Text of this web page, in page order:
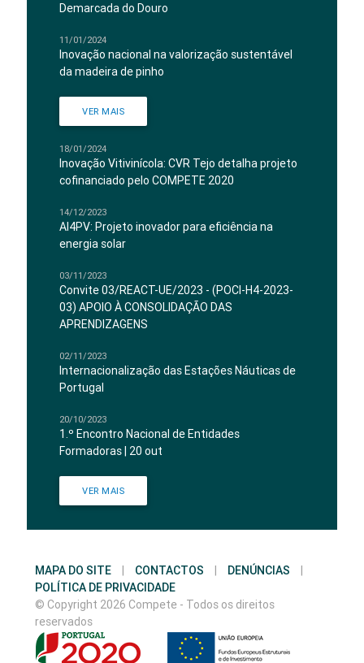
Demarcada do Douro
11/01/2024
Inovação nacional na valorização sustentável
da madeira de pinho
VER MAIS
18/01/2024
Inovação Vitivinícola: CVR Tejo detalha projeto
cofinanciado pelo COMPETE 2020
14/12/2023
AI4PV: Projeto inovador para eficiência na
energia solar
03/11/2023
Convite 03/REACT-UE/2023 - (POCI-H4-2023-
03) APOIO À CONSOLIDAÇÃO DAS
APRENDIZAGENS
02/11/2023
Internacionalização das Estações Náuticas de
Portugal
20/10/2023
1.º Encontro Nacional de Entidades
Formadoras | 20 out
VER MAIS
MAPA DO SITE | CONTACTOS | DENÚNCIAS
|
POLÍTICA DE PRIVACIDADE
© Copyright 2026 Compete - Todos os direitos
reservados